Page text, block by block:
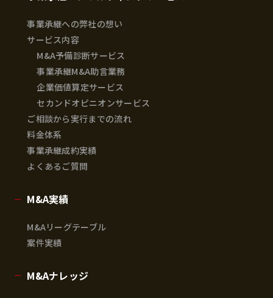
事業承継への弊社の想い
サービス内容
M&A予備診断サービス
事業承継M&A助言業務
企業価値算定サービス
セカンドオピニオンサービス
ご相談から実行までの流れ
料金体系
事業承継成約実績
よくあるご質問
M&A実績
M&Aリーグテーブル
案件実績
M&Aナレッジ